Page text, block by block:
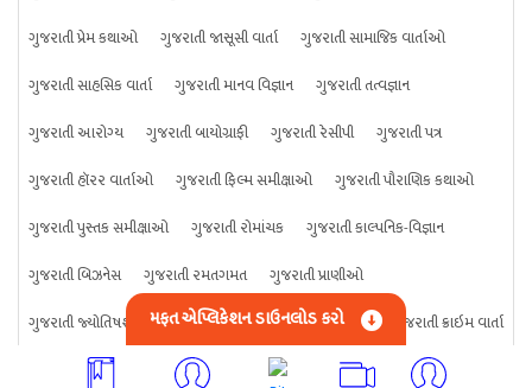
ગુજરાતી પ્રેમ કથાઓ
ગુજરાતી જાસૂસી વાર્તા
ગુજરાતી સામાજિક વાર્તાઓ
ગુજરાતી સાહસિક વાર્તા
ગુજરાતી માનવ વિજ્ઞાન
ગુજરાતી તત્વજ્ઞાન
ગુજરાતી આરોગ્ય
ગુજરાતી બાયોગ્રાફી ગુજરાતી રેસીપી
ગુજરાતી પત્ર
ગુજરાતી હૉરર વાર્તાઓ
ગુજરાતી ફિલ્મ સમીક્ષાઓ
ગુજરાતી પૌરાણિક કથાઓ
ગુજરાતી પુસ્તક સમીક્ષાઓ
ગુજરાતી રોમાંચક
ગુજરાતી કાલ્પનિક-વિજ્ઞાન
ગુજરાતી બિઝનેસ
ગુજરાતી રમતગમત
ગુજરાતી પ્રાણીઓ
ગુજરાતી જ્યોતિષશાસ્ત્ર
ગુજરાતી વિજ્ઞાન ગુજરાતી કંઈપણ ગુજરાતી ક્રાઇમ વાર્તા
મફત એપ્લિકેશન ડાઉનલોડ કરો